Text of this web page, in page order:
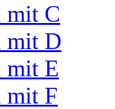
mit C
mit D
mit E
mit F